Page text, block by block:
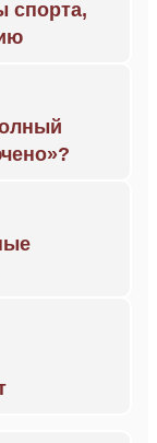
спорта,